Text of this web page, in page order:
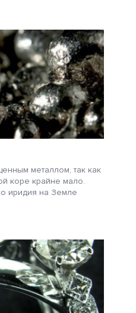
металлом, так как
коре крайне мало.
иридия на Земле